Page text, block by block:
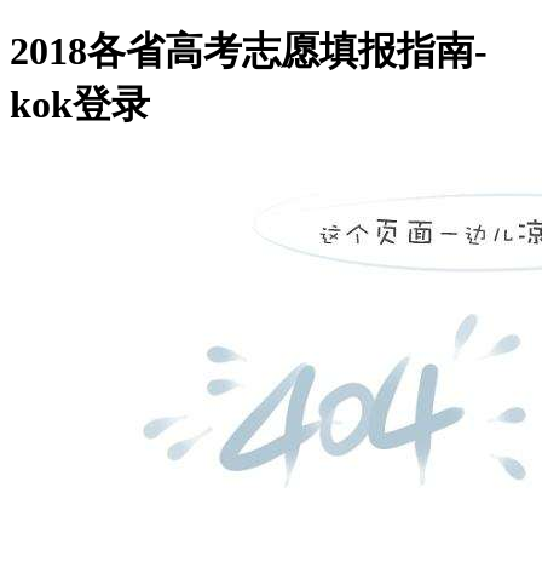
2018各省高考志愿填报指南-
kok登录